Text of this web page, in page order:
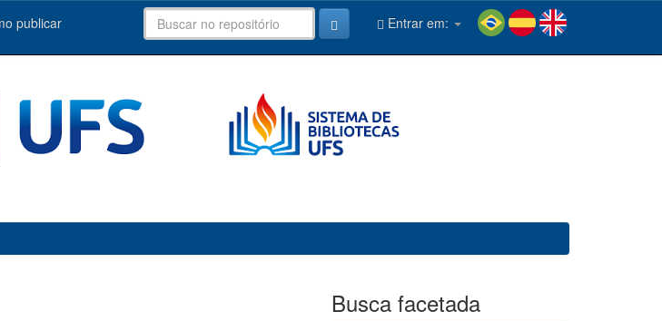
publicar Entrar em:
Busca facetada